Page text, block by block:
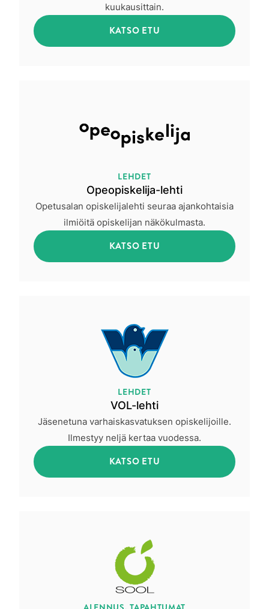
kuukausittain.
KATSO ETU
Opeopiskelija-lehti
LEHDET
Opetusalan opiskelijalehti seuraa ajankohtaisia
ilmiöitä opiskelijan näkökulmasta.
KATSO ETU
VOL-lehti
LEHDET
Jäsenetuna varhaiskasvatuksen opiskelijoille.
Ilmestyy neljä kertaa vuodessa.
KATSO ETU